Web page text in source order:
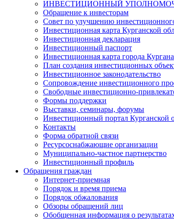
ИНВЕСТИЦИОННЫЙ
Обращение к инвесторам
Совет по улучшению
Инвестиционная карта Курганской
Инвестиционная декларация
Инвестиционный паспорт
Инвестиционная карта города Кургана
План создания инвестиционных
Инвестиционное законодательство
Сопровождение инвестиционного
Свободные инвестиционно-
Формы поддержки
Выставки, семинары, форумы
Инвестиционный портал Курганской
Контакты
Форма обратной связи
Ресурсоснабжающие организации
Муниципально-частное партнерство
Инвестиционный профиль
Обращения граждан
Интернет-приемная
Порядок и время приема
Порядок обжалования
Обзоры обращений лиц
Обобщенная информация о